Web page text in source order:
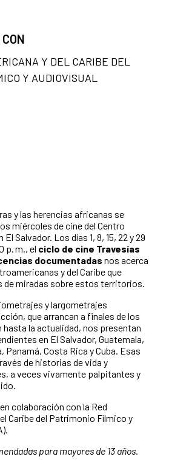
y las herencias africanas se
miércoles de cine del Centro
Salvador. Los días 1, 8, 15, 22 y 29
p. m., el ciclo de cine Travesías
documentadas nos acerca
y del Caribe que
de miradas sobre estos territorios.
y largometrajes
que arrancan a finales de los
hasta la actualidad, nos presentan
en El Salvador, Guatemala,
Panamá, Costa Rica y Cuba. Esas
de historias de vida y
a veces vivamente palpitantes y
colaboración con la Red
Caribe del Patrimonio Fílmico y
para mayores de 13 años.
Y DEL CARIBE DEL
Y AUDIOVISUAL